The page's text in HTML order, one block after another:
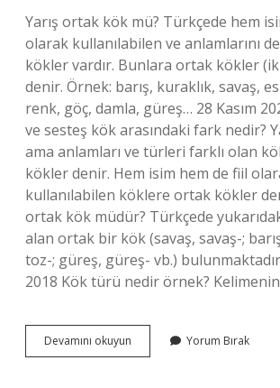
Yarış ortak kök mü? Türkçede hem
olarak kullanılabilen ve anlamlarını
kökler vardır. Bunlara ortak kökler
denir. Örnek: barış, kuraklık, savaş,
renk, göç, damla, güreş… 28 Kasım
ve sesteş kök arasındaki fark nedir?
ama anlamları ve türleri farklı olan
kökler denir. Hem isim hem de fiil
kullanılabilen köklere ortak kökler
ortak kök müdür? Türkçede
alan ortak bir kök (savaş, savaş-;
toz-; güreş, güreş- vb.)
2018 Kök türü nedir örnek?
Devamını okuyun
Kökler
Yorum Bırak